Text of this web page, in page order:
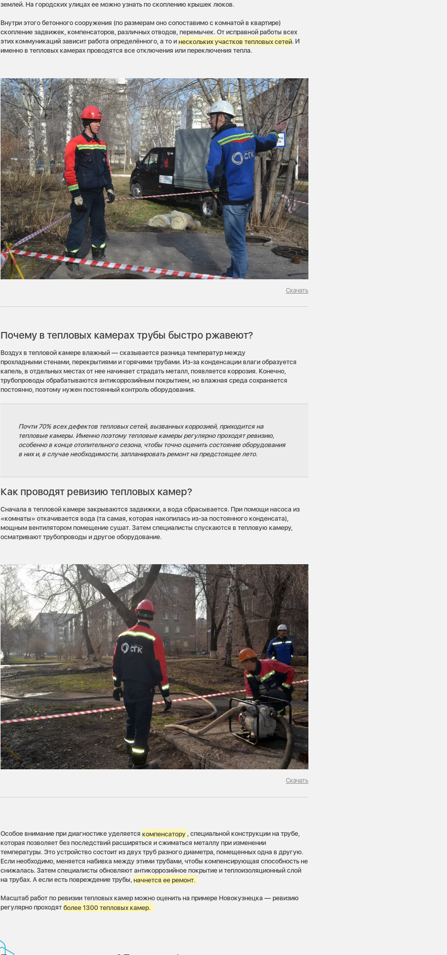
землей. На городских улицах ее можно узнать по скоплению крышек люков.
Внутри этого бетонного сооружения (по размерам оно сопоставимо с комнатой в квартире)
скопление задвижек, компенсаторов, различных отводов, перемычек. От исправной работы всех
этих коммуникаций зависит работа определённого, а то инескольких участков тепловых сетей. И
именно в тепловых камерах проводятся все отключения или переключения тепла.
Скачать
Почему в тепловых камерах трубы быстро ржавеют?
Воздух в тепловой камере влажный — сказывается разница температур между
прохладными стенами, перекрытиями и горячими трубами. Из-за конденсации влаги образуется
капель, в отдельных местах от нее начинает страдать металл, появляется коррозия. Конечно,
трубопроводы обрабатываются антикоррозийным покрытием, но влажная среда сохраняется
постоянно, поэтому нужен постоянный контроль оборудования.
Почти 70% всех дефектов тепловых сетей, вызванных коррозией, приходится на
тепловые камеры. Именно поэтому тепловые камеры регулярно проходят ревизию,
особенно в конце отопительного сезона, чтобы точно оценить состояние оборудования
в них и, в случае необходимости, запланировать ремонт на предстоящее лето.
Как проводят ревизию тепловых камер?
Сначала в тепловой камере закрываются задвижки, а вода сбрасывается. При помощи насоса из
«комнаты» откачивается вода (та самая, которая накопилась из-за постоянного конденсата),
мощным вентилятором помещение сушат. Затем специалисты спускаются в тепловую камеру,
осматривают трубопроводы и другое оборудование.
Скачать
Особое внимание при диагностике уделяетсякомпенсатору , специальной конструкции на трубе,
которая позволяет без последствий расширяться и сжиматься металлу при изменении
температуры. Это устройство состоит из двух труб разного диаметра, помещенных одна в другую.
Если необходимо, меняется набивка между этими трубами, чтобы компенсирующая способность не
снижалась. Затем специалисты обновляют антикоррозийное покрытие и теплоизоляционный слой
на трубах. А если есть повреждение трубы,начнется ее ремонт.
Масштаб работ по ревизии тепловых камер можно оценить на примере Новокузнецка — ревизию
регулярно проходятболее 1300 тепловых камер.